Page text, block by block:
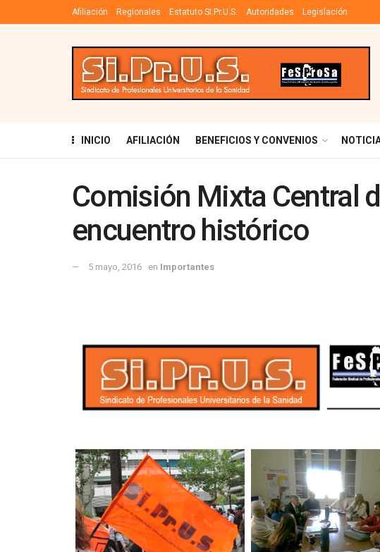
Afiliación Regionales Estatuto SI.Pr.U.S. Autoridades Legislación
INICIO AFILIACIÓN BENEFICIOS Y CONVENIOS
Comisión Mixta Central
encuentro histórico
5 mayo, 2016 en Importantes